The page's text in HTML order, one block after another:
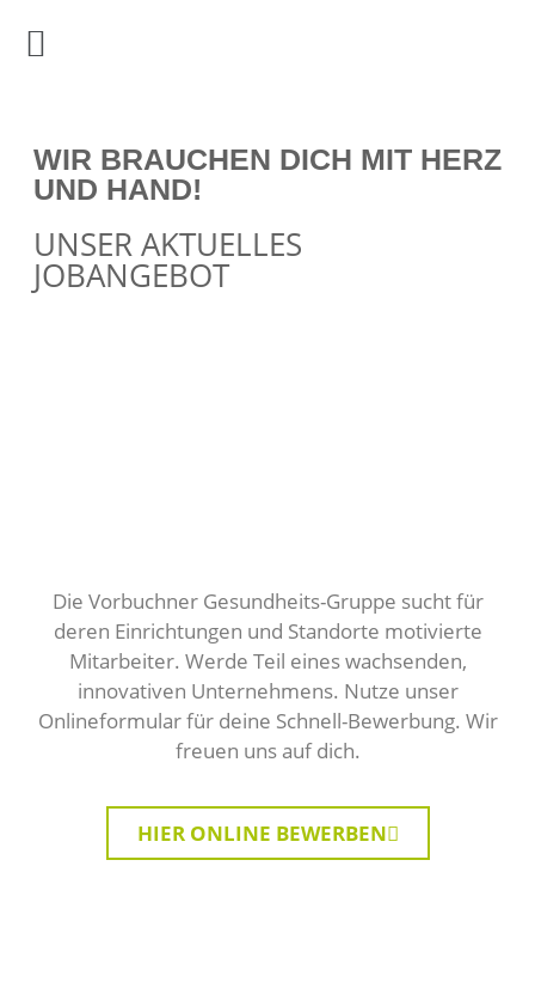
WIR BRAUCHEN DICH MIT HERZ
UND HAND!
UNSER AKTUELLES
JOBANGEBOT
Die Vorbuchner Gesundheits-Gruppe sucht für
deren Einrichtungen und Standorte motivierte
Mitarbeiter. Werde Teil eines wachsenden,
innovativen Unternehmens. Nutze unser
Onlineformular für deine Schnell-Bewerbung. Wir
freuen uns auf dich.
HIER ONLINE BEWERBEN